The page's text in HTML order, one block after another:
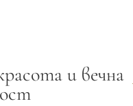
и вечна